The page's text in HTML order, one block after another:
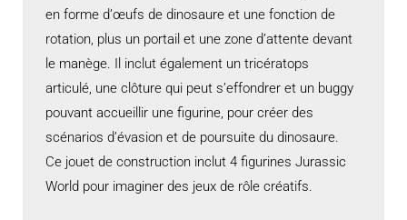
en forme d’œufs de dinosaure et une fonction de
rotation, plus un portail et une zone d’attente devant
le manège. Il inclut également un tricératops
articulé, une clôture qui peut s’effondrer et un buggy
pouvant accueillir une figurine, pour créer des
scénarios d’évasion et de poursuite du dinosaure.
Ce jouet de construction inclut 4 figurines Jurassic
World pour imaginer des jeux de rôle créatifs.